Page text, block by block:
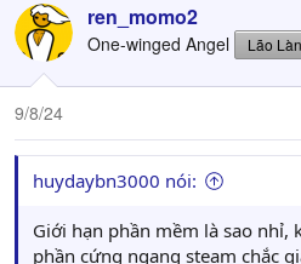
c
t
i
o
n
:
ren_momo2
One-winged Angel Lão
9/8/24
huydaybn3000 nói:
Giới hạn phần mềm là sao nhỉ,
phần cứng ngang steam chắc